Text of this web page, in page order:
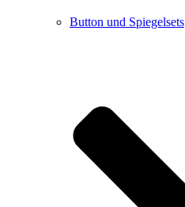
Button und Spiegelsets